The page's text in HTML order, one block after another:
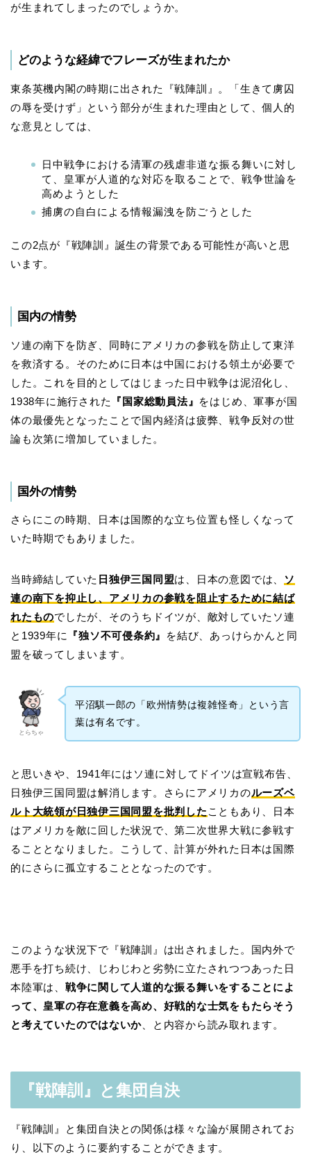
が生まれてしまったのでしょうか。
どのような経緯でフレーズが生まれたか
東条英機内閣の時期に出された『戦陣訓』。「生きて虜囚
の辱を受けず」という部分が生まれた理由として、個人的
な意見としては、
日中戦争における清軍の残虐非道な振る舞いに対し
て、皇軍が人道的な対応を取ることで、戦争世論を
高めようとした
捕虜の自白による情報漏洩を防ごうとした
この2点が『戦陣訓』誕生の背景である可能性が高いと思
います。
国内の情勢
ソ連の南下を防ぎ、同時にアメリカの参戦を防止して東洋
を救済する。そのために日本は中国における領土が必要で
した。これを目的としてはじまった日中戦争は泥沼化し、
1938年に施行された
『国家総動員法』 をはじめ、軍事が国
体の最優先となったことで国内経済は疲弊、戦争反対の世
論も次第に増加していました。
国外の情勢
さらにこの時期、日本は国際的な立ち位置も怪しくなって
いた時期でもありました。
当時締結していた 日独伊三国同盟は、日本の意図では、 ソ
連の南下を抑止し、アメリカの参戦を阻止するために結ば
れたものでしたが、そのうちドイツが、敵対していたソ連
と1939年に
『独ソ不可侵条約』
を結び、あっけらかんと同
盟を破ってしまいます。
とらちゃ
平沼騏一郎の「欧州情勢は複雑怪奇」という言
葉は有名です。
と思いきや、1941年にはソ連に対してドイツは宣戦布告、
日独伊三国同盟は解消します。さらにアメリカのルーズベ
ルト大統領が日独伊三国同盟を批判した こともあり、日本
はアメリカを敵に回した状況で、第二次世界大戦に参戦す
ることとなりました。こうして、計算が外れた日本は国際
的にさらに孤立することとなったのです。
このような状況下で『戦陣訓』は出されました。国内外で
悪手を打ち続け、じわじわと劣勢に立たされつつあった日
本陸軍は、 戦争に関して人道的な振る舞いをすることによ
って、皇軍の存在意義を高め、好戦的な士気をもたらそう
と考えていたのではないか 、と内容から読み取れます。
『戦陣訓』と集団自決
『戦陣訓』と集団自決との関係は様々な論が展開されてお
り、以下のように要約することができます。